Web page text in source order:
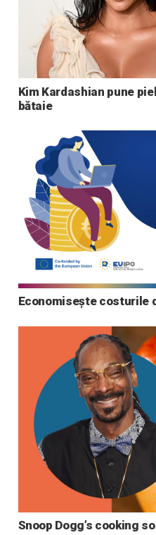
Kim Kardashian pune
bătaie
Economisește costurile
Snoop Dogg’s cooking